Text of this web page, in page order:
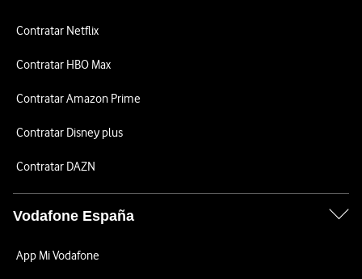
Contratar Netflix
Contratar HBO Max
Contratar Amazon Prime
Contratar Disney plus
Contratar DAZN
Vodafone España
App Mi Vodafone